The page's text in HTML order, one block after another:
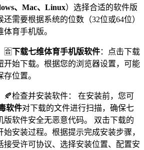
、Mac、Linux）选择合适的软件版
还需要根据系统的位数（32位或64位）
体育手机版。
🈴下载七维体育手机版软件：点击下载
开始下载。根据您的浏览器设置，可能
位置。
🍂检查并安装软件： 在安装前，您可
软件对下载的文件进行扫描，确保七
版软件安全无恶意代码。 双击下载的
始安装过程。根据提示完成安装步骤，
接受许可协议、选择安装位置、配置安